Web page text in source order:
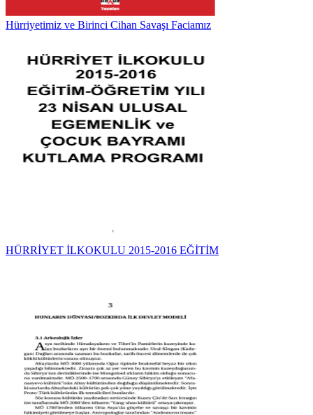
Hürriyetimiz ve Birinci Cihan Savaşı Faciamız
HÜRRİYET İLKOKULU 2015-2016 EĞİTİM